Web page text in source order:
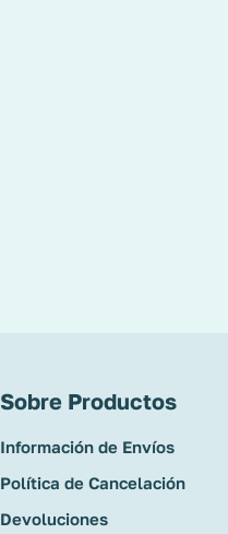
Sobre Productos
Información de Envíos
Política de Cancelación
Devoluciones